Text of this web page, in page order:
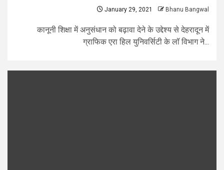
January 29, 2021 Bhanu Bangwal
कानूनी शिक्षा में अनुसंधान को बढ़ावा देने के उद्देश्य से देहरादून में
ग्राफिक एरा हिल युनिवर्सिटी के लॉ विभाग ने...